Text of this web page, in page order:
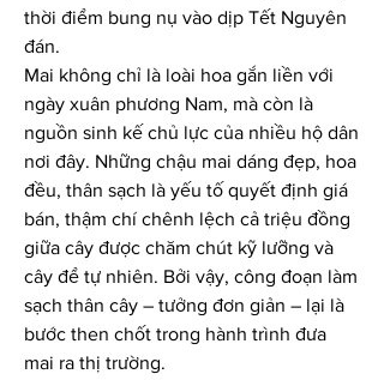
thời điểm bung nụ vào dịp Tết Nguyên
đán.
Mai không chỉ là loài hoa gắn liền với
ngày xuân phương Nam, mà còn là
nguồn sinh kế chủ lực của nhiều hộ dân
nơi đây. Những chậu mai dáng đẹp, hoa
đều, thân sạch là yếu tố quyết định giá
bán, thậm chí chênh lệch cả triệu đồng
giữa cây được chăm chút kỹ lưỡng và
cây để tự nhiên. Bởi vậy, công đoạn làm
sạch thân cây – tưởng đơn giản – lại là
bước then chốt trong hành trình đưa
mai ra thị trường.